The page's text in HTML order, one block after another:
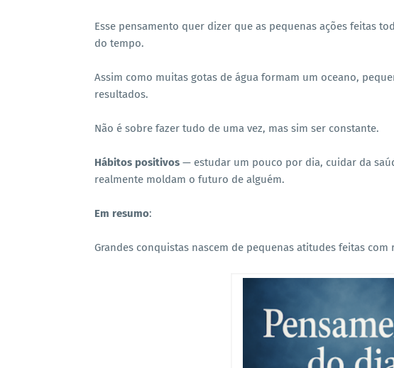
Esse pensamento quer dizer que as pequenas ações feitas
do tempo.
Assim como muitas gotas de água formam um oceano,
resultados.
Não é sobre fazer tudo de uma vez, mas sim ser constante.
Hábitos positivos — estudar um pouco por dia, cuidar da
realmente moldam o futuro de alguém.
Em resumo:
Grandes conquistas nascem de pequenas atitudes feitas com